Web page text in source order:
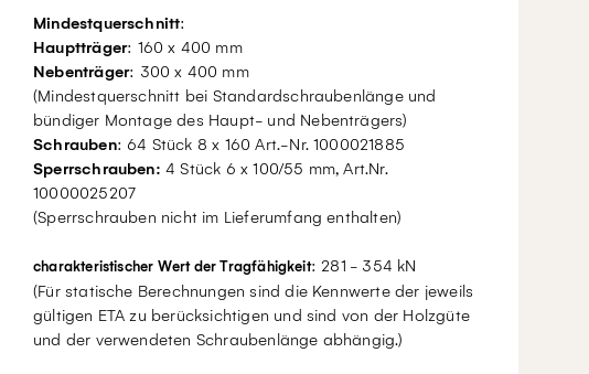
Mindestquerschnitt:
Hauptträger: 160 x 400 mm
Nebenträger: 300 x 400 mm
(Mindestquerschnitt bei Standardschraubenlänge und
bündiger Montage des Haupt- und Nebenträgers)
Schrauben: 64 Stück 8 x 160 Art.-Nr. 1000021885
Sperrschrauben: 4 Stück 6 x 100/55 mm, Art.Nr.
10000025207
(Sperrschrauben nicht im Lieferumfang enthalten)
charakteristischer Wert der Tragfähigkeit: 281 - 354 kN
(Für statische Berechnungen sind die Kennwerte der jeweils
gültigen ETA zu berücksichtigen und sind von der Holzgüte
und der verwendeten Schraubenlänge abhängig.)